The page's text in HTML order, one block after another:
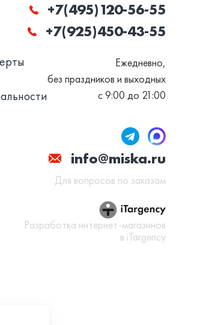
+7(495)120-56-55
+7(925)450-43-55
Ежедневно,
без праздников и выходных
с 9:00 до 21:00
info@miska.ru
Для вопросов по заказам
Разработка интернет-магазинов
в iTargency